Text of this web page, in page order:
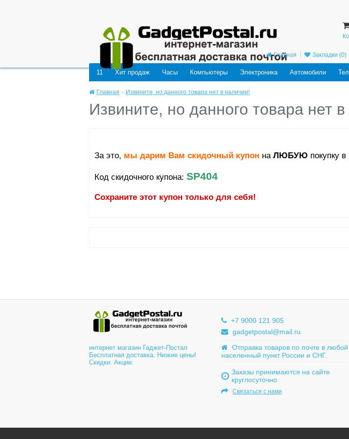
Главная Закладки (0)
11 Хит продаж Часы Компьютеры Электроника Автомобили
Главная » Извините, но данного товара нет в наличии!
Извините, но данного товара нет
За это, мы дарим Вам скидочный купон на ЛЮБУЮ покупку
Код скидочного купона: SP404
Сохраните этот купон только для себя!
интернет магазин Гаджет-Постал
Бесплатная доставка. Низкие цены!
Скидки. Акции.
+7 9000 121 905
gadgetpostal@mail.ru
Отправка товаров по почте в любой
населенный пункт России и СНГ.
Заказы принимаются на сайте
круглосуточно
Связаться с нами